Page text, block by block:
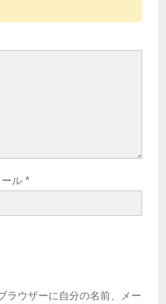
ール *
ラウザーに自分の名前、メー